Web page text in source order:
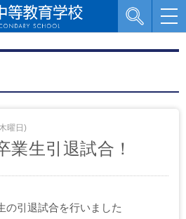
曜日)
業生引退試合！
の引退試合を行いました